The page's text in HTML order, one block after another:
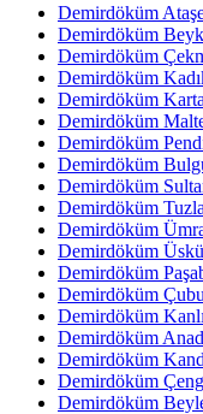
Demirdöküm
Demirdöküm
Demirdöküm
Demirdöküm
Demirdöküm
Demirdöküm
Demirdöküm
Demirdöküm
Demirdöküm
Demirdöküm
Demirdöküm
Demirdöküm
Demirdöküm
Demirdöküm
Demirdöküm
Demirdöküm
Demirdöküm
Demirdöküm
Demirdöküm